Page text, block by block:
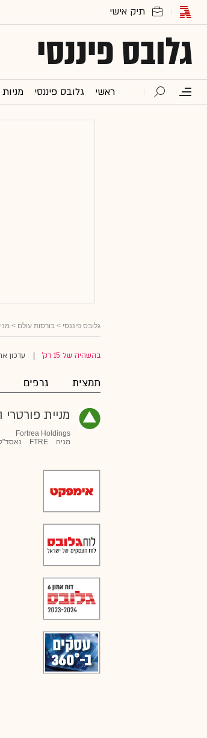
גלובס פיננסי
ראשי גלובס פיננסי מניות
גלובס פיננסי > בורסות עולם >
בהשהיה של 15 דק' עדכון
תמצית גרפים
מניית פורטרי
Fortrea Holdings
מניה
FTRE